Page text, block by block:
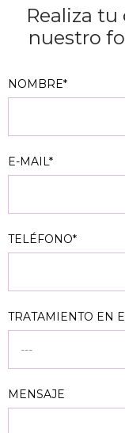
Realiza
nuestro
NOMBRE*
E-MAIL*
TELÉFONO*
TRATAMIENTO EN
MENSAJE